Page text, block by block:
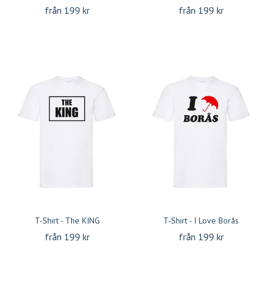
från 199 kr från 199 kr
T-Shirt - The KING
från 199 kr
T-Shirt - I Love Borås
från 199 kr